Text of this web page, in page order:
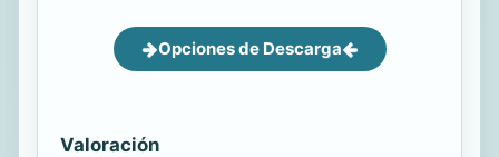
Opciones de Descarga
Valoración